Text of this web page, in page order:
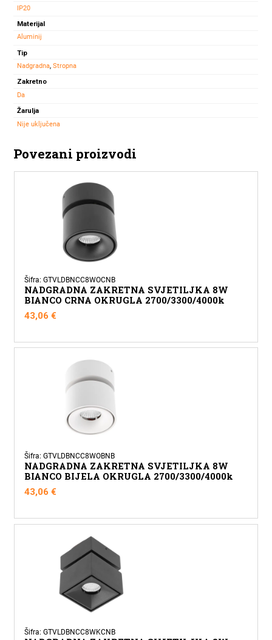
IP20
Materijal
Aluminij
Tip
Nadgradna, Stropna
Zakretno
Da
Žarulja
Nije uključena
Povezani proizvodi
Šifra: GTVLDBNCC8WOCNB
NADGRADNA ZAKRETNA SVJETILJKA 8W
BIANCO CRNA OKRUGLA 2700/3300/4000k
43,06€
Šifra: GTVLDBNCC8WOBNB
NADGRADNA ZAKRETNA SVJETILJKA 8W
BIANCO BIJELA OKRUGLA 2700/3300/4000k
43,06€
Šifra: GTVLDBNCC8WKCNB